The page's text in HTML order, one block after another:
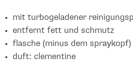
mit turbogeladener
entfernt fett und schmutz
flasche (minus dem spraykopf)
duft: clementine